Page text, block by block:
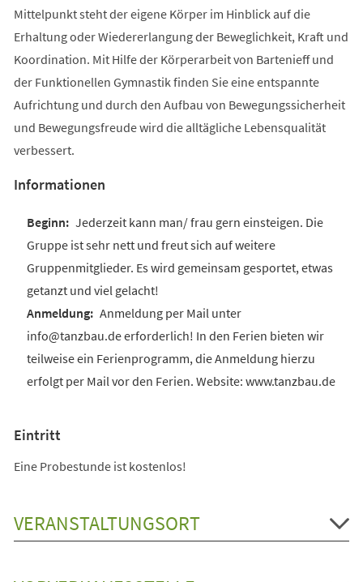
Mittelpunkt steht der eigene Körper im Hinblick auf die
Erhaltung oder Wiedererlangung der Beweglichkeit, Kraft und
Koordination. Mit Hilfe der Körperarbeit von Bartenieff und
der Funktionellen Gymnastik finden Sie eine entspannte
Aufrichtung und durch den Aufbau von Bewegungssicherheit
und Bewegungsfreude wird die alltägliche Lebensqualität
verbessert.
Informationen
Jederzeit kann man/ frau gern einsteigen. Die
Gruppe ist sehr nett und freut sich auf weitere
Gruppenmitglieder. Es wird gemeinsam gesportet, etwas
getanzt und viel gelacht!
Anmeldung per Mail unter
info@tanzbau.de erforderlich! In den Ferien bieten wir
teilweise ein Ferienprogramm, die Anmeldung hierzu
erfolgt per Mail vor den Ferien. Website: www.tanzbau.de
Eintritt
Eine Probestunde ist kostenlos!
VERANSTALTUNGSORT